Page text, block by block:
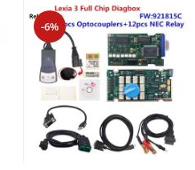
-6%